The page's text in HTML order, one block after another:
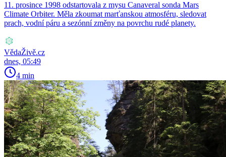
11. prosince 1998 odstartovala z mysu Canaveral sonda Mars
Climate Orbiter. Měla zkoumat marťanskou atmosféru, sledovat
prach, vodní páru a sezónní změny na povrchu rudé planety.
VědaŽivě.cz
dnes, 05:49
4 min